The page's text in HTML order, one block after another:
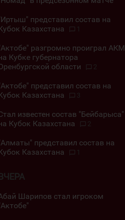
представил состав на
Казахстана
1
разгромно проиграл АКМ
Кубке губернатора
области
2
представил состав на
Казахстана
3
известен состав "Бейбарыса"
Кубок Казахстана
2
представил состав на
Казахстана
1
ВЧЕРА
Шарипов стал игроком